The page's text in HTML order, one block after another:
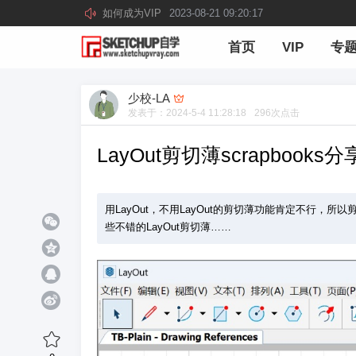
如何成为VIP 2023-08-21 09:20:17
首页 VIP 专
少校-LA
发表于： 2024-5-4 11:28:18 296次点击
LayOut剪切薄scrapbooks分
用LayOut，不用LayOut的剪切薄功能肯定不行，所以
些不错的LayOut剪切薄……